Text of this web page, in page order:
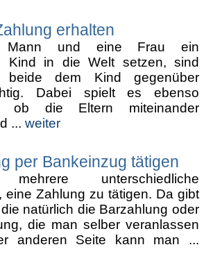
erhalten
Mann und eine Frau ein
Kind in die Welt setzen, sind
beide dem Kind gegenüber
Dabei spielt es ebenso
ob die Eltern miteinander
... weiter
per Bankeinzug tätigen
unterschiedliche
eine Zahlung zu tätigen. Da gibt
natürlich die Barzahlung oder
die man selber veranlassen
anderen Seite kann man ...